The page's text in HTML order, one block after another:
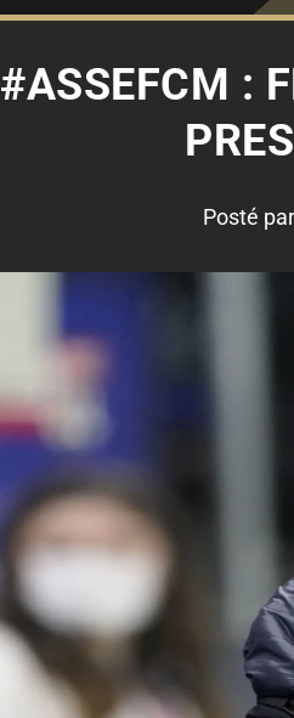
#ASSEFCM :
Posté par